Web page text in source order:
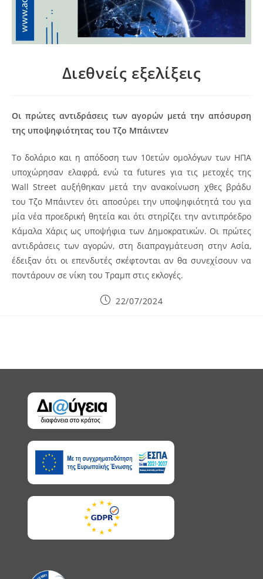
Διεθνείς εξελίξεις
Οι πρώτες αντιδράσεις των αγορών μετά την απόσυρση
της υποψηφιότητας του Τζο Μπάιντεν
To δολάριο και η απόδοση των 10ετών ομολόγων των ΗΠΑ
υποχώρησαν ελαφρά, ενώ τα futures για τις μετοχές της
Wall Street αυξήθηκαν μετά την ανακοίνωση χθες βράδυ
του Τζο Μπάιντεν ότι αποσύρει την υποψηφιότητά του για
μία νέα προεδρική θητεία και ότι στηρίζει την αντιπρόεδρο
Κάμαλα Χάρις ως υποψήφια των Δημοκρατικών. Οι πρώτες
αντιδράσεις των αγορών, στη διαπραγμάτευση στην Ασία,
έδειξαν ότι οι επενδυτές σκέφτονται αν θα συνεχίσουν να
ποντάρουν σε νίκη του Τραμπ στις εκλογές.
Post22/07/2024